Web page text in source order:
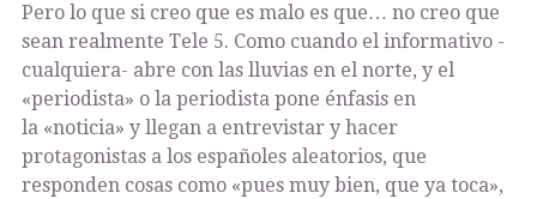
Pero lo que si creo que es malo es que… no creo que
sean realmente Tele 5. Como cuando el informativo -
cualquiera- abre con las lluvias en el norte, y el
«periodista» o la periodista pone énfasis en
la «noticia» y llegan a entrevistar y hacer
protagonistas a los españoles aleatorios, que
responden cosas como «pues muy bien, que ya toca»,